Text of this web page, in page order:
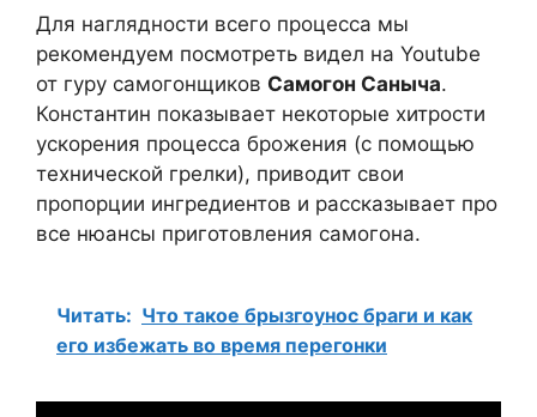
Для наглядности всего процесса мы
рекомендуем посмотреть видел на Youtube
от гуру самогонщиков Самогон Саныча.
Константин показывает некоторые хитрости
ускорения процесса брожения (с помощью
технической грелки), приводит свои
пропорции ингредиентов и рассказывает про
все нюансы приготовления самогона.
Читать: Что такое брызгоунос браги и как
его избежать во время перегонки